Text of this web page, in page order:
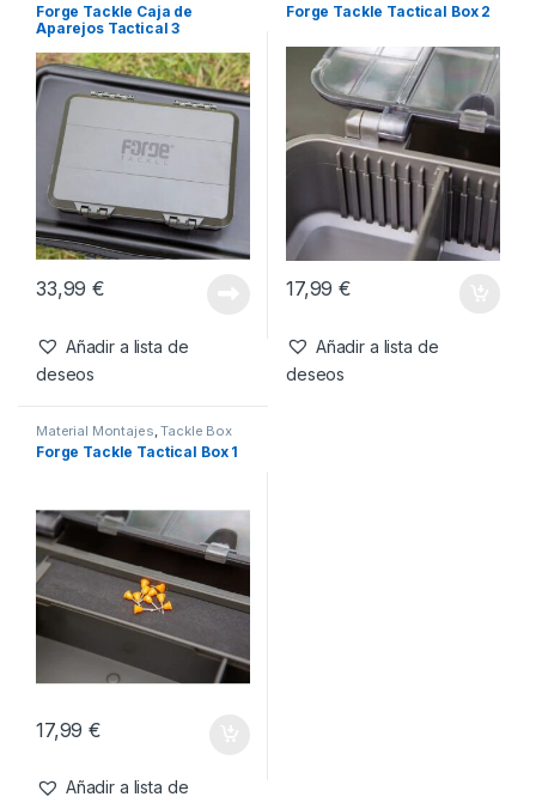
Forge Tackle Caja de
Aparejos Tactical 3
33,99€
Añadir a lista de
deseos
Forge Tackle Tactical Box 2
17,99€
Añadir a lista de
deseos
Material Montajes ,Tackle Box
Forge Tackle Tactical Box 1
17,99€
Añadir a lista de